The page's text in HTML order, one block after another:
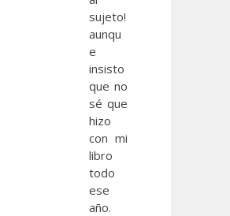
sujeto!
aunqu
e
insisto
que no
sé que
hizo
con mi
libro
todo
ese
año.